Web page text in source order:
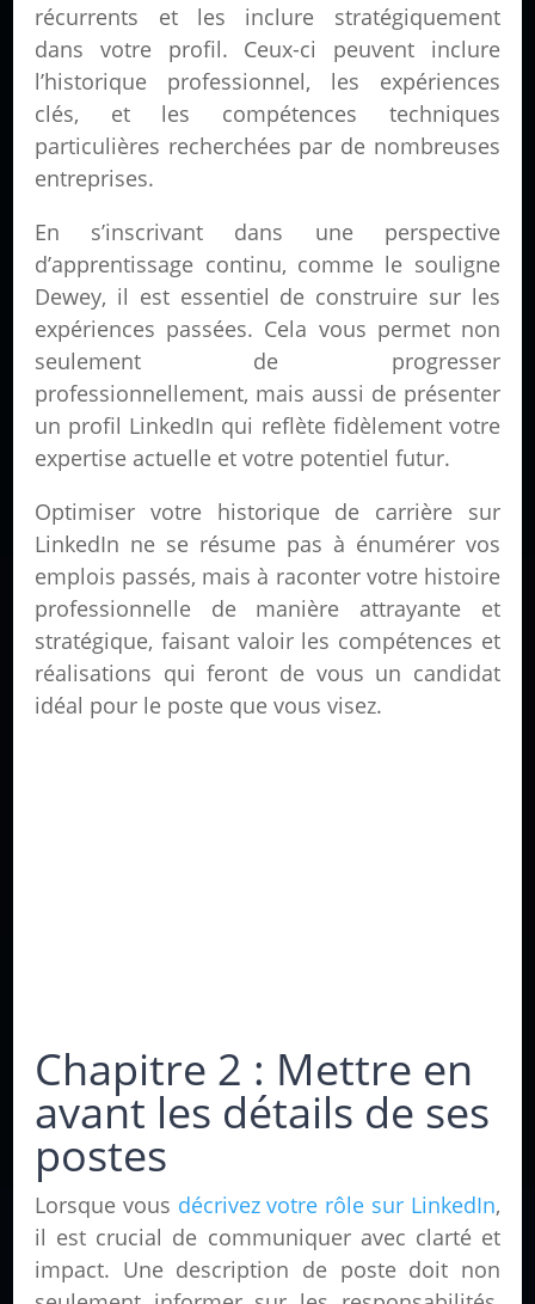
récurrents et les inclure stratégiquement
dans votre profil. Ceux-ci peuvent inclure
l’historique professionnel, les expériences
clés, et les compétences techniques
particulières recherchées par de nombreuses
entreprises.
En s’inscrivant dans une perspective
d’apprentissage continu, comme le souligne
Dewey, il est essentiel de construire sur les
expériences passées. Cela vous permet non
seulement de progresser
professionnellement, mais aussi de présenter
un profil LinkedIn qui reflète fidèlement votre
expertise actuelle et votre potentiel futur.
Optimiser votre historique de carrière sur
LinkedIn ne se résume pas à énumérer vos
emplois passés, mais à raconter votre histoire
professionnelle de manière attrayante et
stratégique, faisant valoir les compétences et
réalisations qui feront de vous un candidat
idéal pour le poste que vous visez.
Chapitre 2 : Mettre en
avant les détails de ses
postes
Lorsque vous décrivez votre rôle sur LinkedIn,
il est crucial de communiquer avec clarté et
impact. Une description de poste doit non